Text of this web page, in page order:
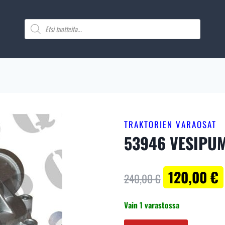
Products
search
TRAKTORIEN VARAOSAT
53946
240,00€ Alkuperäinen
hinta
oli:
120,00€
Vain 1 varastossa